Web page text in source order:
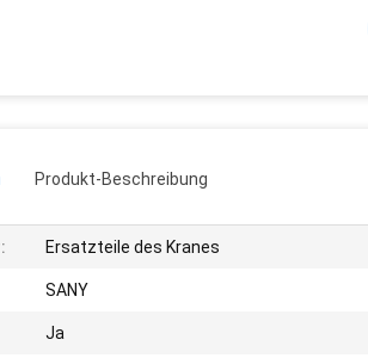
Produkt-Beschreibung
Ersatzteile des Kranes
SANY
Ja